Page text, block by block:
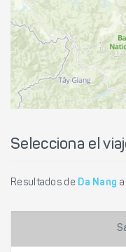
Selecciona el
Resultados de Da Nang a